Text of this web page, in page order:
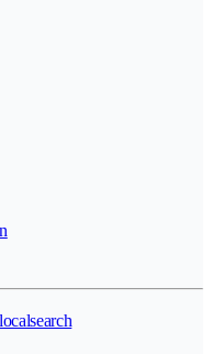
localsearch